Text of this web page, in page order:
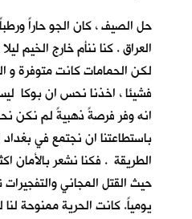
حل الصيف ، كان الجو حاراً
العراق . كنا ننأم خارج الخيم
لكن الحمامات كانت متوفرة و
فشيئا ، اخذنا نحس ان بوكا
انه وفر فرصةً ذهبيةً لم نكن
باستطاعتنا ان نجتمع في
الطريقة . فكنا نشعر بالأمان
حيث القتل المجاني والتفجيرات
يومياً. كانت الحرية ممنوحة لنا